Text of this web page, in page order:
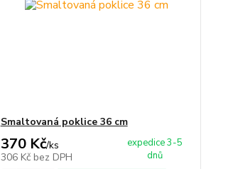
Smaltovaná poklice 36 cm
370 Kč/ks
306 Kč bez DPH
expedice 3-5
dnů